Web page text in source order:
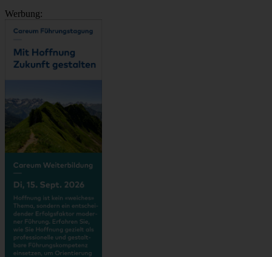
Werbung: